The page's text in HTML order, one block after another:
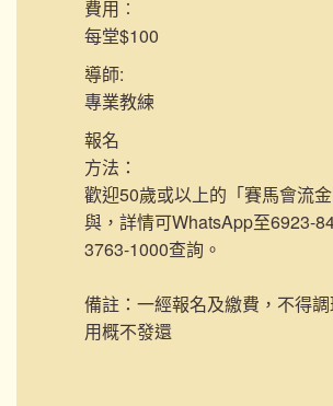
費用︰
每堂$100
導師:
專業教練
報名
方法：
歡迎50歲或以上的「賽馬會流
與，詳情可WhatsApp至6923-
3763-1000查詢。
備註：一經報名及繳費，不得
用概不發還